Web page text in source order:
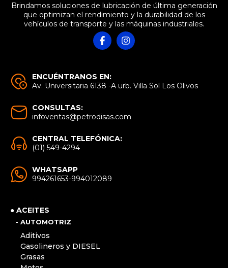
Brindamos soluciones de lubricación de última generación
que optimizan el rendimiento y la durabilidad de los
vehículos de transporte y las máquinas industriales.
ENCUÉNTRANOS EN:
Av. Universitaria 6138 -A urb. Villa Sol Los Olivos
CONSULTAS:
infoventas@petrodisas.com
CENTRAL TELEFÓNICA:
(01) 549-4294
WHATSAPP
994261653-994012089
● ACEITES
- AUTOMOTRIZ
Aditivos
Gasolineros y DIESEL
Grasas